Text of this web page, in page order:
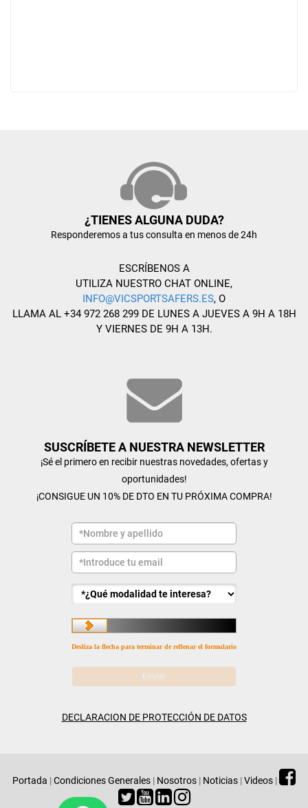
¿TIENES ALGUNA DUDA?
Responderemos a tus consulta en menos de 24h
ESCRÍBENOS A
UTILIZA NUESTRO CHAT ONLINE,
INFO@VICSPORTSAFERS.ES, O
LLAMA AL +34 972 268 299 DE LUNES A JUEVES A 9H A 18H
Y VIERNES DE 9H A 13H.
SUSCRÍBETE A NUESTRA NEWSLETTER
¡Sé el primero en recibir nuestras novedades, ofertas y
oportunidades!
¡CONSIGUE UN 10% DE DTO EN TU PRÓXIMA COMPRA!
Desliza la flecha para terminar de rellenar el formulario
DECLARACION DE PROTECCIÓN DE DATOS
Portada |Condiciones Generales | Nosotros | Noticias |Videos |